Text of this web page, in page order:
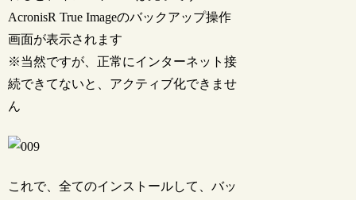
AcronisR True Imageのバックアップ操作
画面が表示されます
※当然ですが、正常にインターネット接
続できてないと、アクティブ化できませ
ん
これで、全てのインストールして、バッ